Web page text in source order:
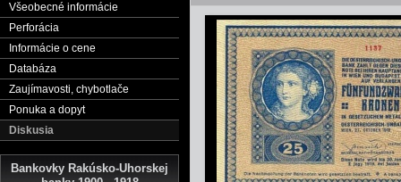
Všeobecné informácie
Perforácia
Informácie o cene
Databáza
Zaujímavosti, chybotlače
Ponuka a dopyt
Diskusia
Bankovky Rakúsko-Uhorskej